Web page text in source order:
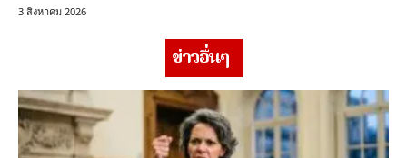
3 สิงหาคม 2026
ข่าวอื่นๆ